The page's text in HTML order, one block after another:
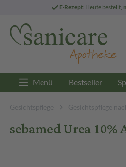
E-Rezept: Heute bestellt,
Menü Bestseller
Gesichtspflege Gesichtspflege
sebamed Urea